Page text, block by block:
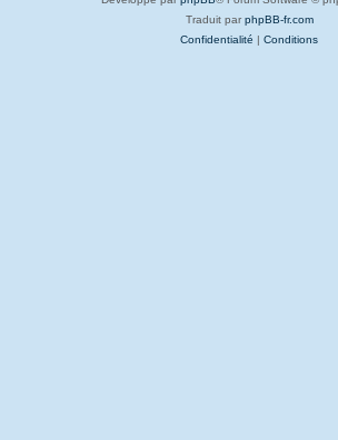
Traduit par phpBB-fr.com
Confidentialité | Conditions